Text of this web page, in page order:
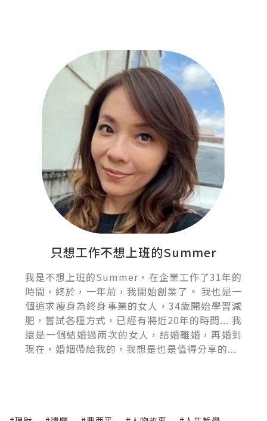
只想工作不想上班的Summer
我是不想上班的Summer，在企業工作了31年的
時間，終於，一年前，我開始創業了。 我也是一
個追求瘦身為終身事業的女人，34歲開始學習減
肥，嘗試各種方式，已經有將近20年的時間... 我
還是一個結婚過兩次的女人，結婚離婚，再婚到
現在，婚姻帶給我的，我想是也是值得分享的...